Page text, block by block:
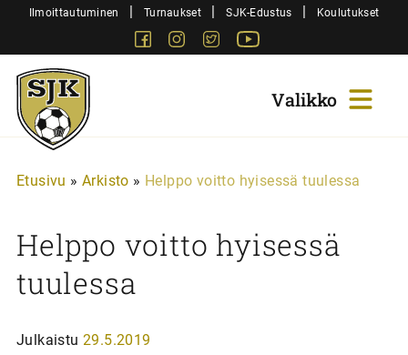
SiirryIlmoittautuminen | Turnaukset | SJK-Edustus | Koulutukset
FacebookInstagram
Twitter
Sjk-
Juniorit
Etusivu » Arkisto » Helppo voitto hyisessä tuulessa
Helppo voitto hyisessä
tuulessa
Julkaistu 29.5.2019